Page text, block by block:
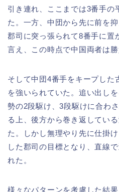
引き連れ、ここまでは3番手の
た。一方、中団から先に前を
郡司に突っ張られて8番手に置
言え、この時点で中国両者は
そして中団4番手をキープした
を強いられていた。追い出し
勢の2段駆け、3段駆けに合わ
る上、後方から巻き返してい
た。しかし無理やり先に仕掛
した郡司の目標となり、直線
れた。
様々なパターンを考慮した結